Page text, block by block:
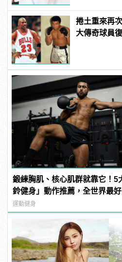
捲土重來再
大傳奇球員
鍛練胸肌、核心肌群就靠它！5
鈴健身」動作推薦，全世界最
身器材！ | manfashion這樣變型
運動健身